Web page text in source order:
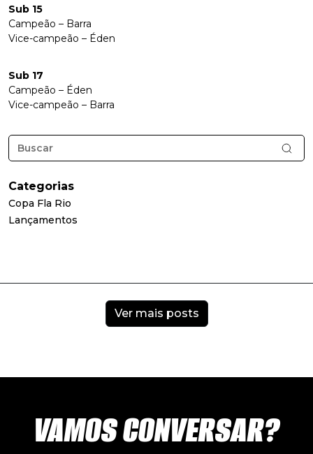
Sub 15
Campeão – Barra
Vice-campeão – Éden
Sub 17
Campeão – Éden
Vice-campeão – Barra
Categorias
Copa Fla Rio
Lançamentos
Ver mais posts
VAMOS CONVERSAR?